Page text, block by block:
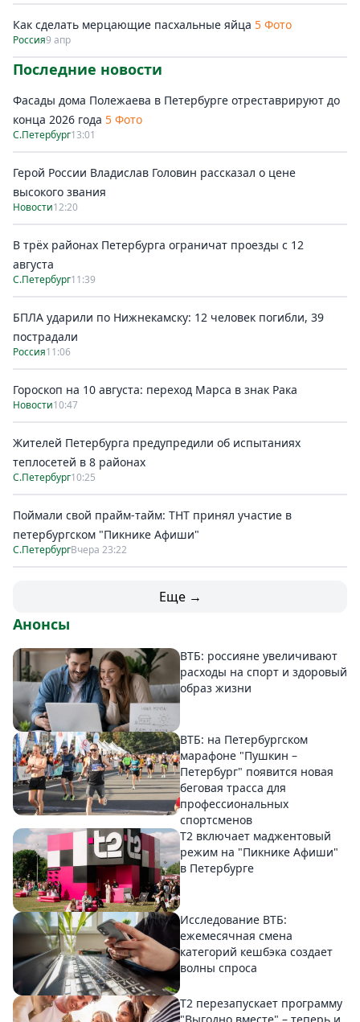
Как сделать мерцающие пасхальные яйца 5 Фото
Россия9 апр
Последние новости
Фасады дома Полежаева в Петербурге отреставрируют до
конца 2026 года 5 Фото
С.Петербург13:01
Герой России Владислав Головин рассказал о цене
высокого звания
Новости12:20
В трёх районах Петербурга ограничат проезды с 12
августа
С.Петербург11:39
БПЛА ударили по Нижнекамску: 12 человек погибли, 39
пострадали
Россия11:06
Гороскоп на 10 августа: переход Марса в знак Рака
Новости10:47
Жителей Петербурга предупредили об испытаниях
теплосетей в 8 районах
С.Петербург10:25
Поймали свой прайм-тайм: ТНТ принял участие в
петербургском "Пикнике Афиши"
С.ПетербургВчера 23:22
Еще →
Анонсы
ВТБ: россияне увеличивают
расходы на спорт и здоровый
образ жизни
ВТБ: на Петербургском
марафоне "Пушкин –
Петербург" появится новая
беговая трасса для
профессиональных
спортсменов
Т2 включает маджентовый
режим на "Пикнике Афиши"
в Петербурге
Исследование ВТБ:
ежемесячная смена
категорий кешбэка создает
волны спроса
Т2 перезапускает программу